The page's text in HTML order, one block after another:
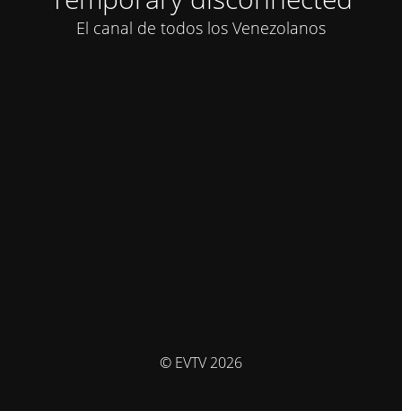
El canal de todos los Venezolanos
© EVTV 2026